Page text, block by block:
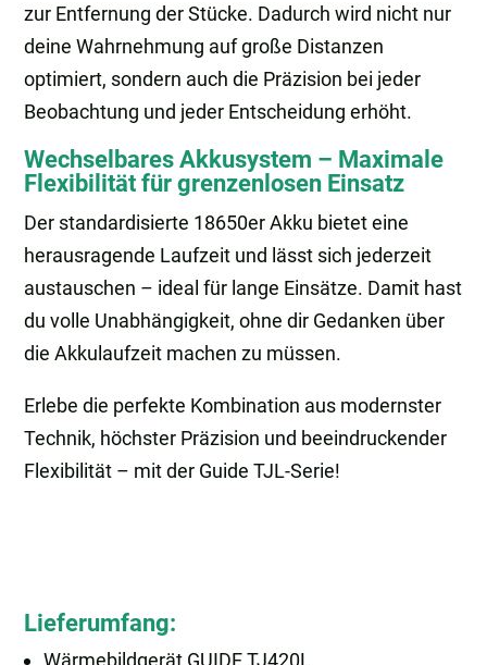
zur Entfernung der Stücke. Dadurch wird nicht nur
deine Wahrnehmung auf große Distanzen
optimiert, sondern auch die Präzision bei jeder
Beobachtung und jeder Entscheidung erhöht.
Wechselbares Akkusystem – Maximale
Flexibilität für grenzenlosen Einsatz
Der standardisierte 18650er Akku bietet eine
herausragende Laufzeit und lässt sich jederzeit
austauschen – ideal für lange Einsätze. Damit hast
du volle Unabhängigkeit, ohne dir Gedanken über
die Akkulaufzeit machen zu müssen.
Erlebe die perfekte Kombination aus modernster
Technik, höchster Präzision und beeindruckender
Flexibilität – mit der Guide TJL-Serie!
Lieferumfang: